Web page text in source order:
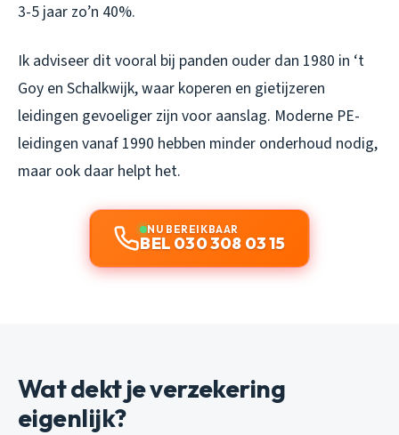
3-5 jaar zo’n 40%.
Ik adviseer dit vooral bij panden ouder dan 1980 in ‘t
Goy en Schalkwijk, waar koperen en gietijzeren
leidingen gevoeliger zijn voor aanslag. Moderne PE-
leidingen vanaf 1990 hebben minder onderhoud nodig,
maar ook daar helpt het.
NU BEREIKBAAR
BEL 030 308 03 15
Wat dekt je verzekering
eigenlijk?